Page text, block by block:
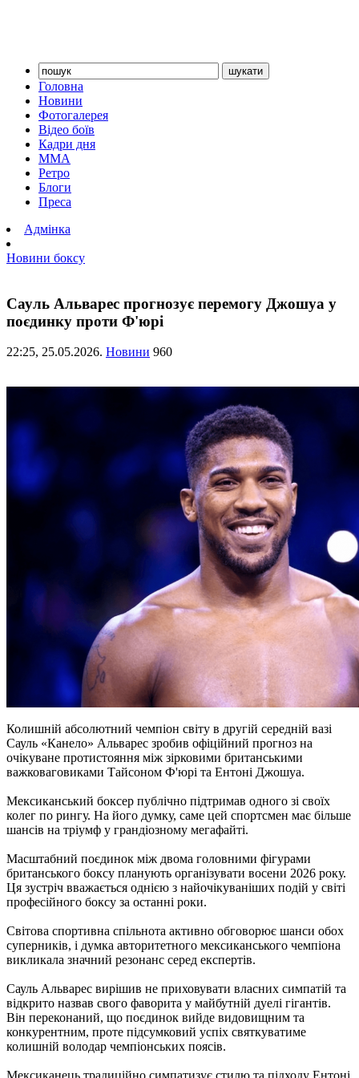
Головна
Новини
Фотогалерея
Відео боїв
Кадри дня
ММА
Ретро
Блоги
Преса
Адмінка
Новини боксу
Сауль Альварес прогнозує перемогу Джошуа у
поєдинку проти Ф'юрі
22:25, 25.05.2026. Новини 960
Колишній абсолютний чемпіон світу в другій середній вазі
Сауль «Канело» Альварес зробив офіційний прогноз на
очікуване протистояння між зірковими британськими
важковаговиками Тайсоном Ф'юрі та Ентоні Джошуа.
Мексиканський боксер публічно підтримав одного зі своїх
колег по рингу. На його думку, саме цей спортсмен має більше
шансів на тріумф у грандіозному мегафайті.
Масштабний поєдинок між двома головними фігурами
британського боксу планують організувати восени 2026 року.
Ця зустріч вважається однією з найочікуваніших подій у світі
професійного боксу за останні роки.
Світова спортивна спільнота активно обговорює шанси обох
суперників, і думка авторитетного мексиканського чемпіона
викликала значний резонанс серед експертів.
Сауль Альварес вирішив не приховувати власних симпатій та
відкрито назвав свого фаворита у майбутній дуелі гігантів.
Він переконаний, що поєдинок вийде видовищним та
конкурентним, проте підсумковий успіх святкуватиме
колишній володар чемпіонських поясів.